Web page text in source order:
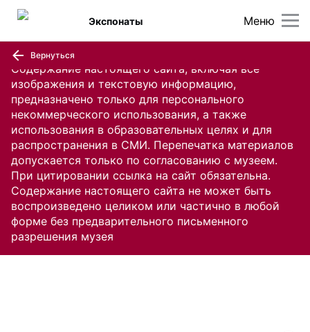
Содержание настоящего сайта, включая все
изображения и текстовую информацию,
предназначено только для персонального
некоммерческого использования, а также
использования в образовательных целях и для
распространения в СМИ. Перепечатка материалов
допускается только по согласованию с музеем.
При цитировании ссылка на сайт обязательна.
Содержание настоящего сайта не может быть
воспроизведено целиком или частично в любой
форме без предварительного письменного
разрешения музея
Меню
Экспонаты
Вернуться